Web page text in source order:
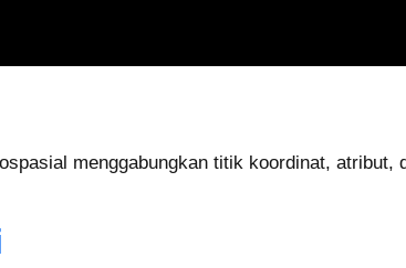
menggabungkan titik koordinat,